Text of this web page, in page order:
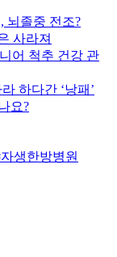
뇌졸중 전조?
사라져
어 척추 건강 관
하다간 ‘낭패’
요?
생한방병원